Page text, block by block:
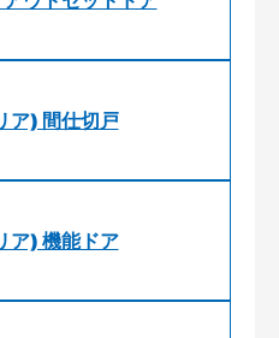
) 間仕切戸
) 機能ドア